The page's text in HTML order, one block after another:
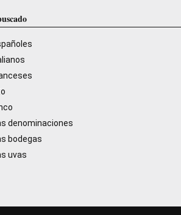
denominaciones
bodegas
uvas